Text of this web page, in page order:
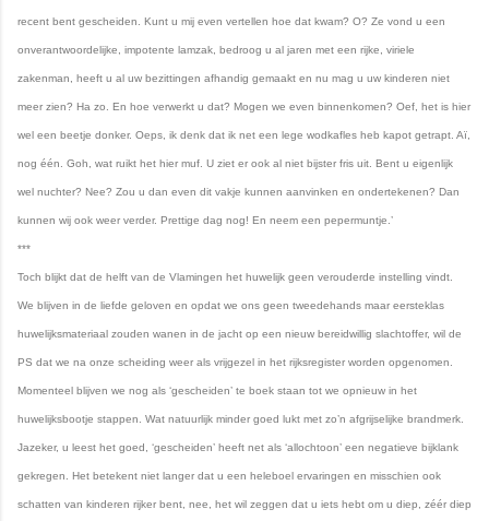
recent bent gescheiden. Kunt u mij even vertellen hoe dat kwam? O? Ze vond u een
onverantwoordelijke, impotente lamzak, bedroog u al jaren met een rijke, viriele
zakenman, heeft u al uw bezittingen afhandig gemaakt en nu mag u uw kinderen niet
meer zien? Ha zo. En hoe verwerkt u dat? Mogen we even binnenkomen? Oef, het is hier
wel een beetje donker. Oeps, ik denk dat ik net een lege wodkafles heb kapot getrapt. Aï,
nog één. Goh, wat ruikt het hier muf. U ziet er ook al niet bijster fris uit. Bent u eigenlijk
wel nuchter? Nee? Zou u dan even dit vakje kunnen aanvinken en ondertekenen? Dan
kunnen wij ook weer verder. Prettige dag nog! En neem een pepermuntje.’
***
Toch blijkt dat de helft van de Vlamingen het huwelijk geen verouderde instelling vindt.
We blijven in de liefde geloven en opdat we ons geen tweedehands maar eersteklas
huwelijksmateriaal zouden wanen in de jacht op een nieuw bereidwillig slachtoffer, wil de
PS dat we na onze scheiding weer als vrijgezel in het rijksregister worden opgenomen.
Momenteel blijven we nog als ‘gescheiden’ te boek staan tot we opnieuw in het
huwelijksbootje stappen. Wat natuurlijk minder goed lukt met zo’n afgrijselijke brandmerk.
Jazeker, u leest het goed, ‘gescheiden’ heeft net als ‘allochtoon’ een negatieve bijklank
gekregen. Het betekent niet langer dat u een heleboel ervaringen en misschien ook
schatten van kinderen rijker bent, nee, het wil zeggen dat u iets hebt om u diep, zéér diep